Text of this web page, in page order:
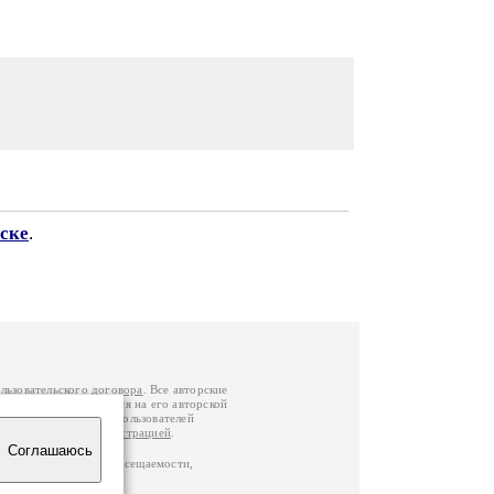
.
Соглашаюсь
договора
. Все авторские
вы можете обратиться на его авторской
Федерации. Данные пользователей
связаться с администрацией
данным счетчика посещаемости,